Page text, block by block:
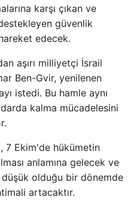
karşı çıkan ve
güvenlik
edecek.
aşırı milliyetçi İsrail
Ben-Gvir, yenilenen
istedi. Bu hamle aynı
kalma mücadelesini
7 Ekim'de hükümetin
anlamına gelecek ve
olduğu bir dönemde
artacaktır.